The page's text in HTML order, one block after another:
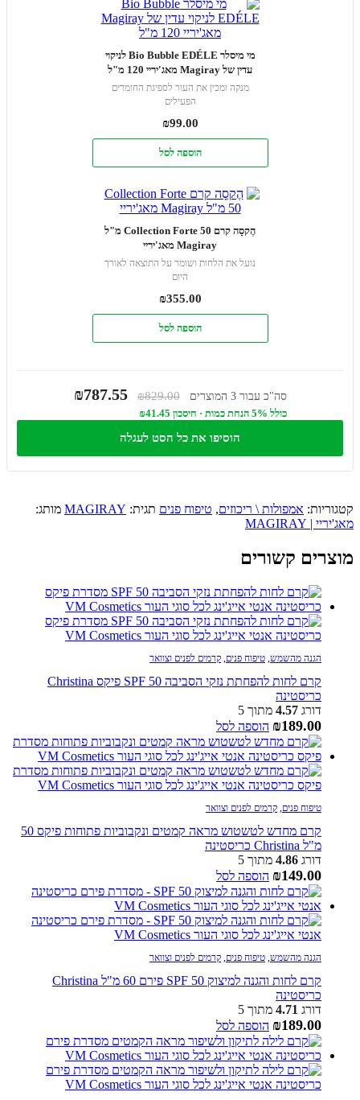
מי מיסלר Bio Bubble EDÉLE לניקוי
עדין של Magiray מאג'יריי 120 מ"ל
מנקה ומכין את העור לספיגת החומרים
הפעילים
₪99.00
הוספה לסל
הֶקסָה קרם Collection Forte 50 מ"ל
Magiray מאג'יריי
נועל את הלחות ושומר על התוצאה לאורך
היום
₪355.00
הוספה לסל
סה"כ עבור 3 המוצרים ₪829.00
₪787.55
כולל 5% הנחת כמות · חיסכון ₪41.45
הוסיפו את כל הסט לעגלה
קטגוריות: אמפולות \ ריכוזים, טיפוח פנים תגית: MAGIRAY מותג:
מאג'יריי | MAGIRAY
מוצרים קשורים
הגנה מהשמש, טיפוח פנים, קרמים לפנים וצוואר
קרם לחות להפחתת נזקי הסביבה SPF 50 פיקס Christina
כריסטינה
דורג 4.57 מתוך 5
₪189.00 הוספה לסל
טיפוח פנים, קרמים לפנים וצוואר
קרם מחדש לטשטוש מראה קמטים ונקבוביות פתוחות פיקס 50
מ"ל Christina כריסטינה
דורג 4.86 מתוך 5
₪149.00 הוספה לסל
הגנה מהשמש, טיפוח פנים, קרמים לפנים וצוואר
קרם לחות והגנה למיצוק SPF 50 פירם 60 מ"ל Christina
כריסטינה
דורג 4.71 מתוך 5
₪189.00 הוספה לסל